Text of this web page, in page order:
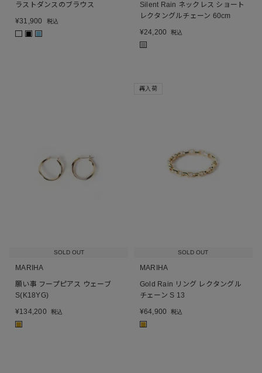
ラストダンスのブラウス
¥31,900 税込
Silent Rain ネックレス ショート
レクタングルチェーン 60cm
¥24,200 税込
SOLD OUT
MARIHA
願い事 フープピアス ウェーブ
S(K18YG)
¥134,200 税込
■
SOLD OUT
再入荷
MARIHA
Gold Rain リング レクタングル
チェーン S 13
¥64,900 税込
■